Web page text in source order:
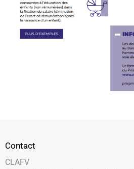
Contact
CLAFV